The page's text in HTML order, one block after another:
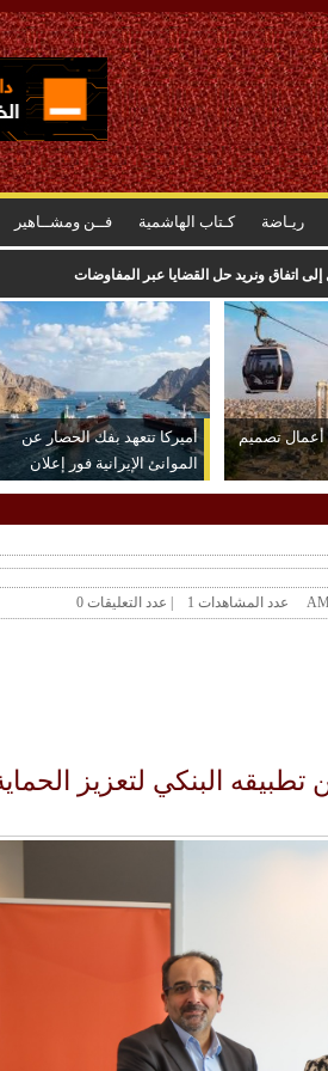
ريـاضة كـتاب الهاشمية فــن ومشــاهير
اتفاق ونريد حل القضايا عبر المفاوضات
أعمال تصميم
أميركا تتعهد بفك الحصار عن
الموانئ الإيرانية فور إعلان
الاتفاق
البنكي لتعزيز